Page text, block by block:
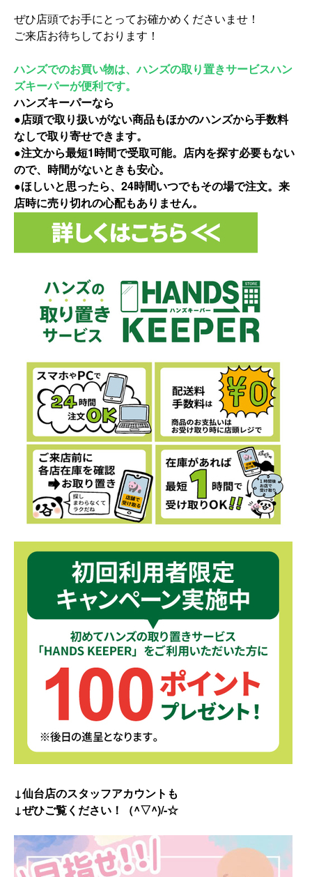
ぜひ店頭でお手にとってお確かめくださいませ！
ご来店お待ちしております！
ハンズでのお買い物は、ハンズの取り置きサービスハン
ズキーパーが便利です。
ハンズキーパーなら
●店頭で取り扱いがない商品もほかのハンズから手数料
なしで取り寄せできます。
●注文から最短1時間で受取可能。店内を探す必要もない
ので、時間がないときも安心。
●ほしいと思ったら、24時間いつでもその場で注文。来
店時に売り切れの心配もありません。
↓仙台店のスタッフアカウントも
↓ぜひご覧ください！（^▽^)/-☆